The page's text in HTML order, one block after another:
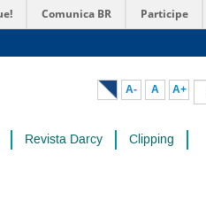
Comunica BR Participe
A- A A+
Revista Darcy Clipping